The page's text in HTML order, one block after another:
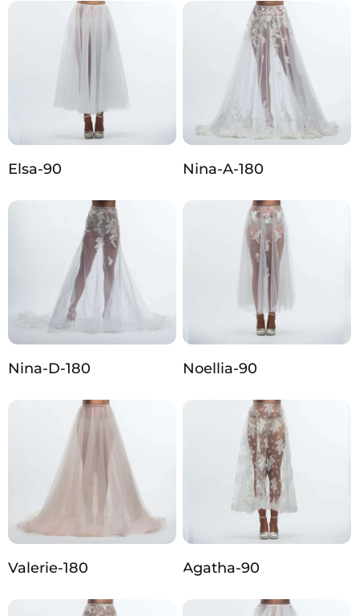
Elsa-90 Nina-A-180
Nina-D-180 Noellia-90
Valerie-180 Agatha-90